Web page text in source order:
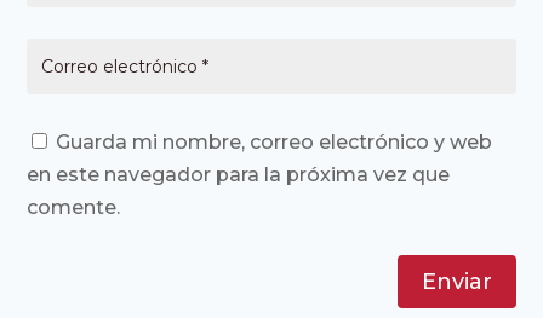
Guarda mi nombre, correo electrónico y web
en este navegador para la próxima vez que
comente.
Enviar